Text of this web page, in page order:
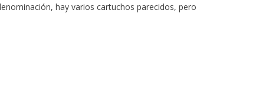
hay varios cartuchos parecidos, pero